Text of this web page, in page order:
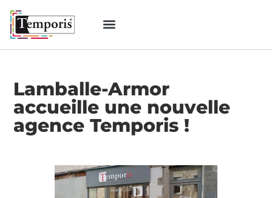
Lamballe-Armor
accueille une nouvelle
agence Temporis !